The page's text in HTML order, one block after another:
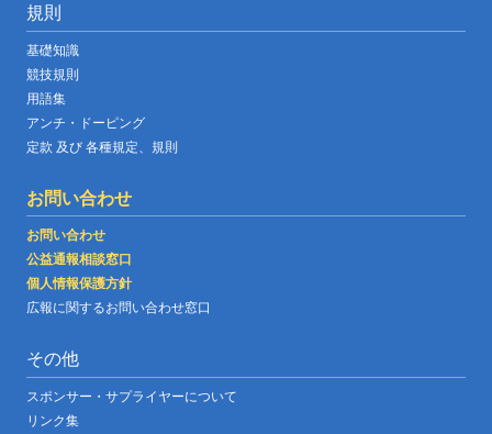
規則
基礎知識
競技規則
用語集
アンチ・ドーピング
定款 及び 各種規定、規則
お問い合わせ
お問い合わせ
公益通報相談窓口
個人情報保護方針
広報に関するお問い合わせ窓口
その他
スポンサー・サプライヤーについて
リンク集